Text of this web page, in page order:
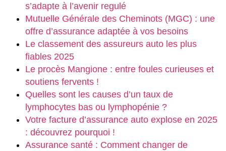
s’adapte à l’avenir regulé
Mutuelle Générale des Cheminots (MGC) : une
offre d’assurance adaptée à vos besoins
Le classement des assureurs auto les plus
fiables 2025
Le procès Mangione : entre foules curieuses et
soutiens fervents !
Quelles sont les causes d’un taux de
lymphocytes bas ou lymphopénie ?
Votre facture d’assurance auto explose en 2025
: découvrez pourquoi !
Assurance santé : Comment changer de